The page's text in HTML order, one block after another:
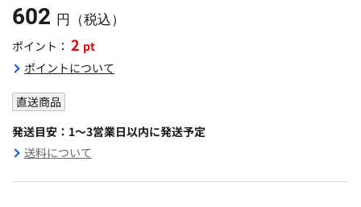
602 円（税込）
ポイント： 2 pt
ポイントについて
直送商品
発送目安：1～3営業日以内に発送予定
送料について